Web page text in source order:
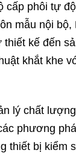
cấp phôi tự
mẫu nội bộ,
kế đến
khắt khe
lý chất
phương
thiết bị kiểm